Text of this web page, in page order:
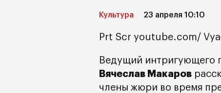
Культура 23 апреля 10:10
Prt Scr youtube.com/
Ведущий интригующего
Вячеслав Макаров
члены жюри во время